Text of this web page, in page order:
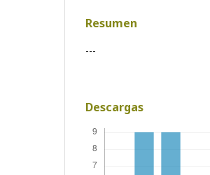
Resumen
---
Descargas